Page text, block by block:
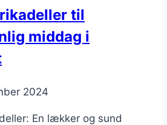
til
middag i
2024
En lækker og sund